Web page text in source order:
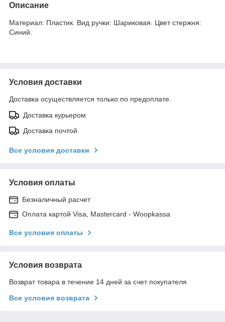
Описание
Материал: Пластик. Вид ручки: Шариковая. Цвет стержня:
Синий.
Условия доставки
Доставка осуществляется только по предоплате.
Доставка курьером
Доставка почтой
Все условия доставки
Условия оплаты
Безналичный расчет
Оплата картой Visa, Mastercard - Woopkassa
Все условия оплаты
Условия возврата
Возврат товара в течение 14 дней за счет покупателя
Все условия возврата